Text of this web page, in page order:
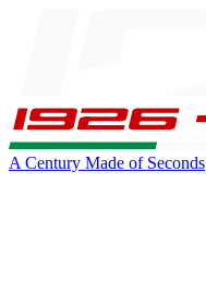
A Century Made of Seconds